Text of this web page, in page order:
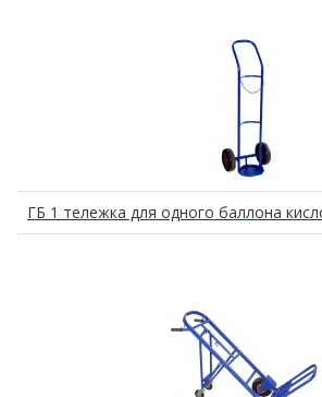
ГБ 1 тележка для одного баллона